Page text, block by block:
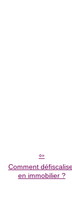
Comment
en immobilier ?